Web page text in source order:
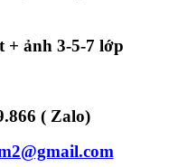
+ ảnh 3-5-7 lớp
( Zalo)